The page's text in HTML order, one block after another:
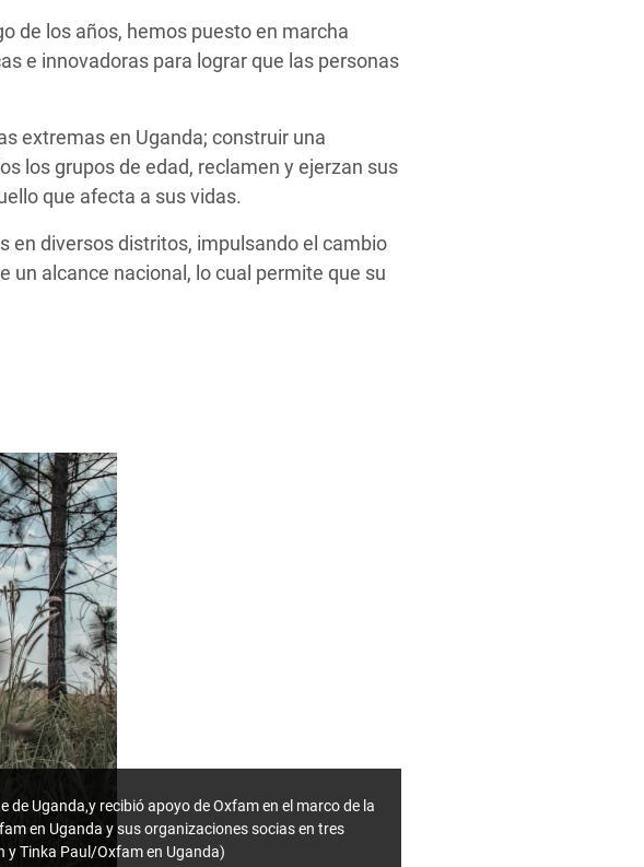
de los años, hemos puesto en marcha
e innovadoras para lograr que las personas
extremas en Uganda; construir una
los grupos de edad, reclamen y ejerzan sus
que afecta a sus vidas.
en diversos distritos, impulsando el cambio
un alcance nacional, lo cual permite que su
Uganda,y recibió apoyo de Oxfam en el marco de la
en Uganda y sus organizaciones socias en tres
y Tinka Paul/Oxfam en Uganda)